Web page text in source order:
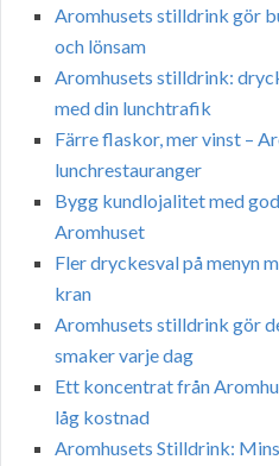
Aromhusets stilldrink gör
och lönsam
Aromhusets stilldrink:
med din lunchtrafik
Färre flaskor, mer vinst –
lunchrestauranger
Bygg kundlojalitet med
Aromhuset
Fler dryckesval på menyn
kran
Aromhusets stilldrink gör
smaker varje dag
Ett koncentrat från
låg kostnad
Aromhusets Stilldrink: